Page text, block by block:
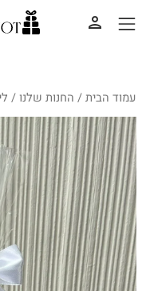
עמוד הבית/ החנות שלנו /